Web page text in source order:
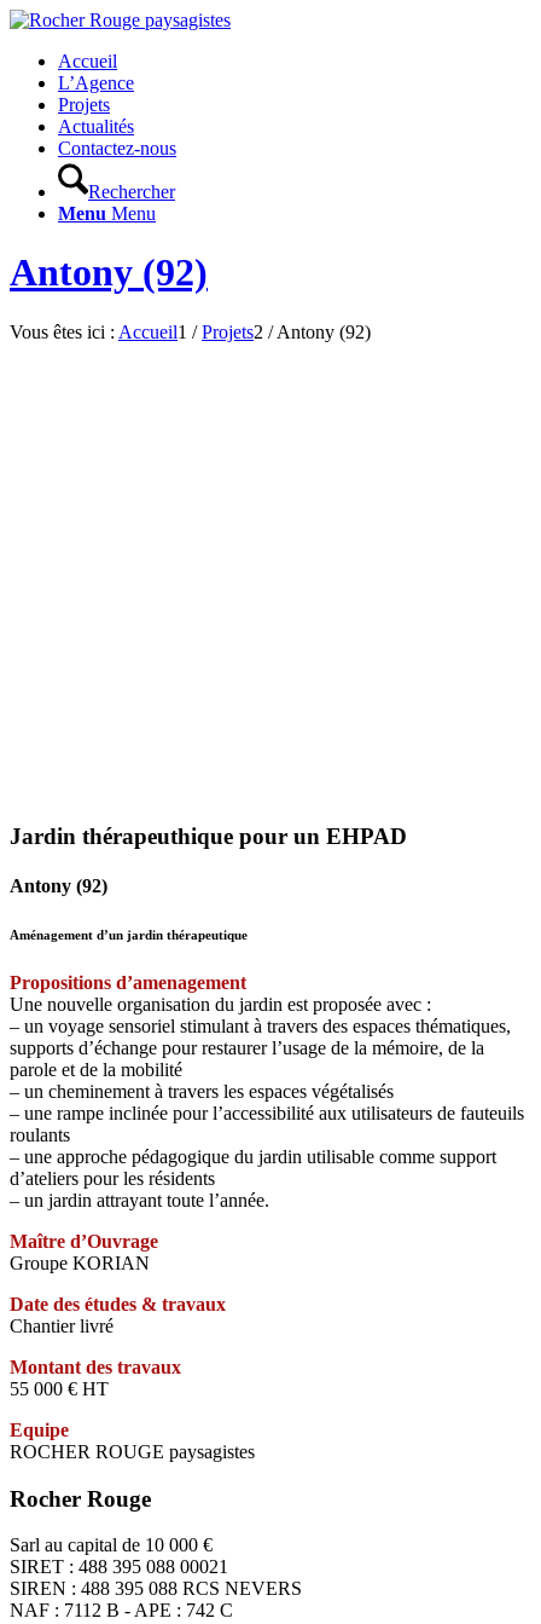
Accueil
L’Agence
Projets
Actualités
Contactez-nous
Rechercher
Menu Menu
Antony (92)
Vous êtes ici : Accueil1 / Projets2 / Antony (92)
Jardin thérapeuthique pour un EHPAD
Antony (92)
Aménagement d’un jardin thérapeutique
Propositions d’amenagement
Une nouvelle organisation du jardin est proposée avec :
– un voyage sensoriel stimulant à travers des espaces thématiques,
supports d’échange pour restaurer l’usage de la mémoire, de la
parole et de la mobilité
– un cheminement à travers les espaces végétalisés
– une rampe inclinée pour l’accessibilité aux utilisateurs de fauteuils
roulants
– une approche pédagogique du jardin utilisable comme support
d’ateliers pour les résidents
– un jardin attrayant toute l’année.
Maître d’Ouvrage
Groupe KORIAN
Date des études & travaux
Chantier livré
Montant des travaux
55 000 € HT
Equipe
ROCHER ROUGE paysagistes
Rocher Rouge
Sarl au capital de 10 000 €
SIRET : 488 395 088 00021
SIREN : 488 395 088 RCS NEVERS
NAF : 7112 B - APE : 742 C